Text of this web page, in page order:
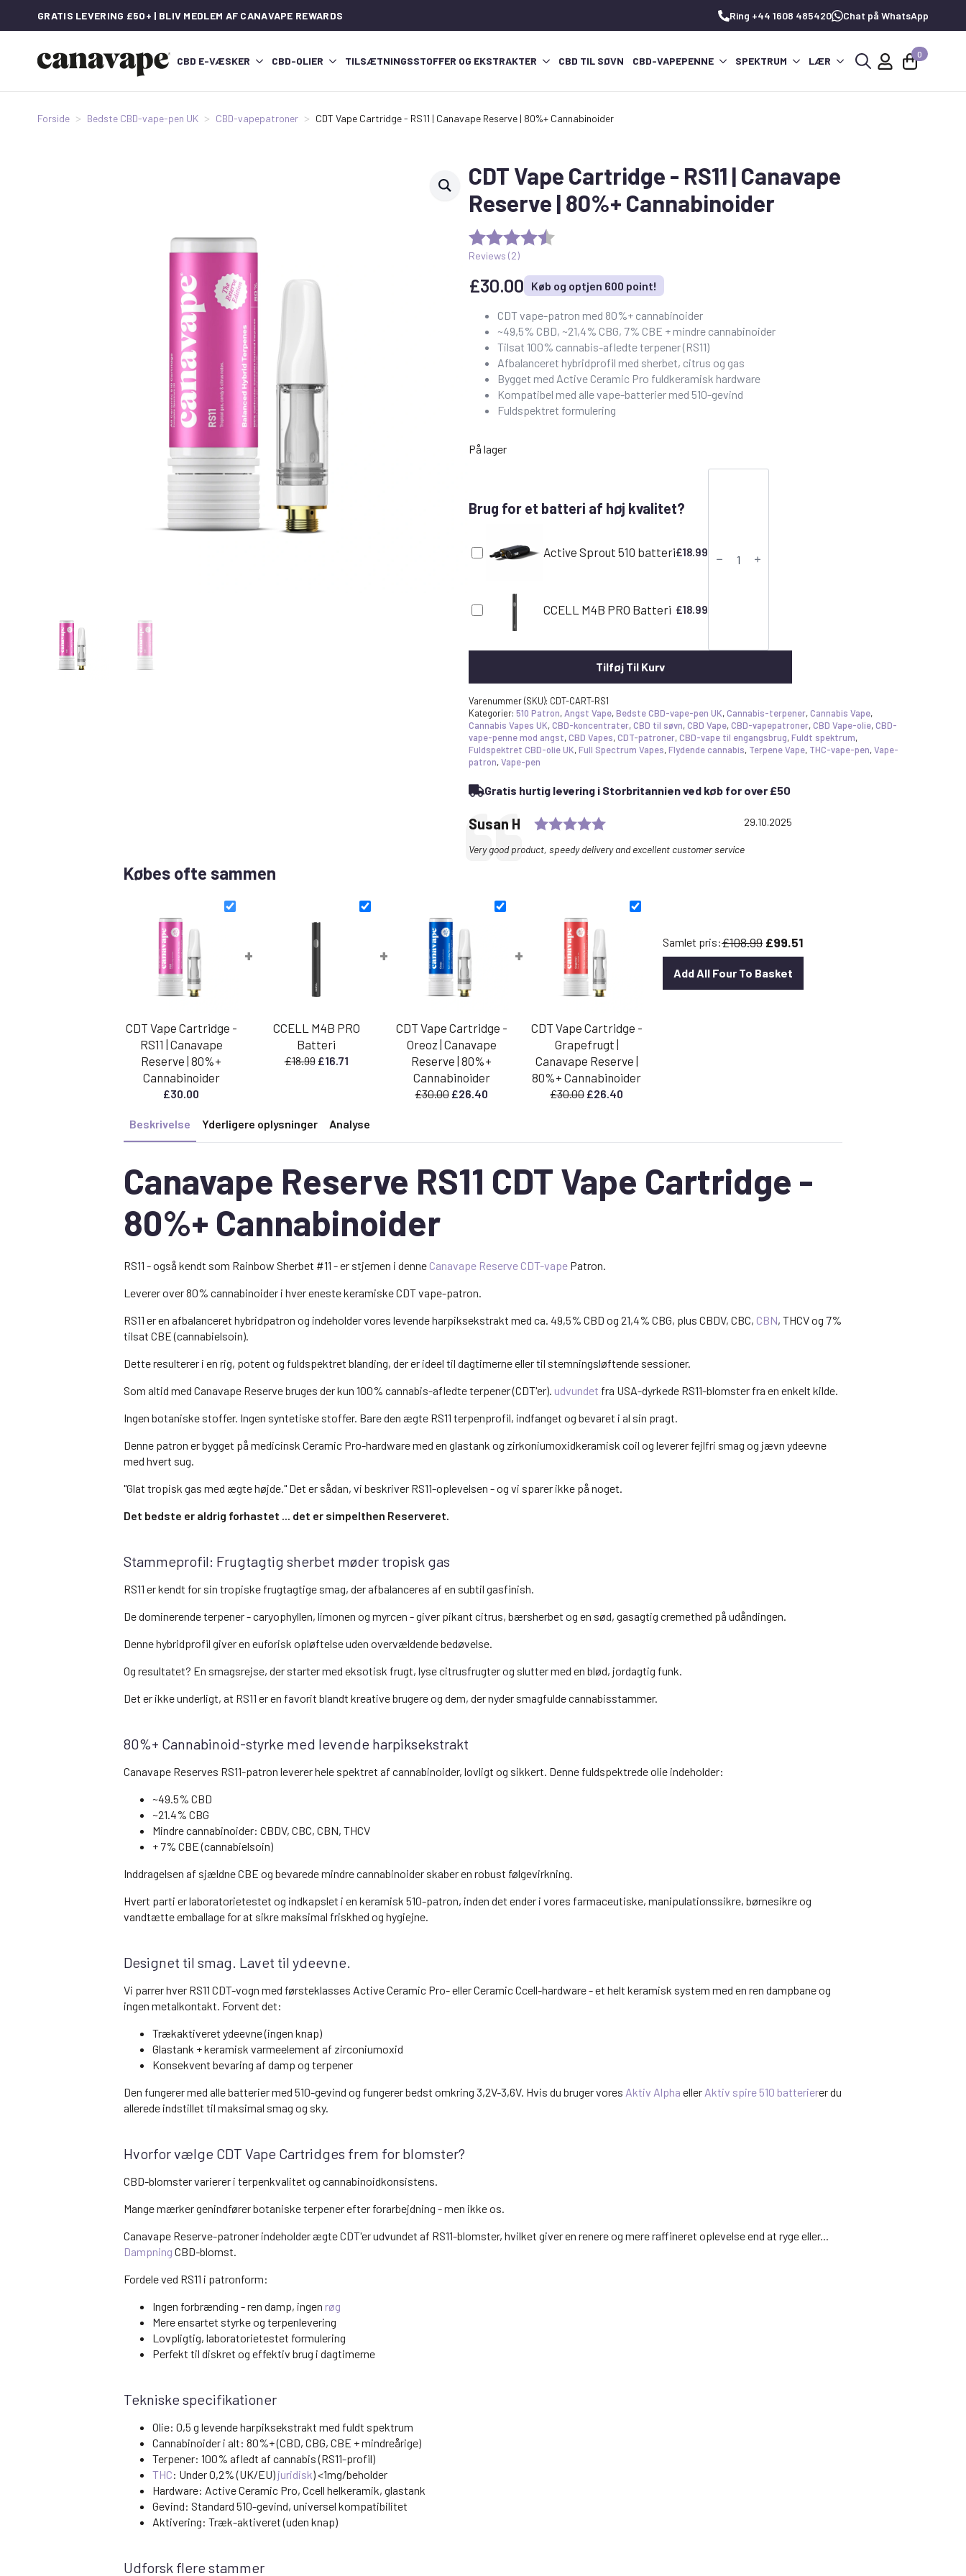
GRATIS LEVERING £50+ | BLIV MEDLEM AF CANAVAPE REWARDS Ring +44 1608 485420 Chat på WhatsApp
CBD E-VÆSKER CBD-OLIER TILSÆTNINGSSTOFFER OG EKSTRAKTER CBD TIL SØVN CBD-VAPEPENNE SPEKTRUM LÆR
0
Forside Bedste CBD-vape-pen UK CBD-vapepatroner CDT Vape Cartridge - RS11 | Canavape Reserve | 80%+ Cannabinoider
CDT Vape Cartridge - RS11 | Canavape
Reserve | 80%+ Cannabinoider
Reviews (2)
£30.00 Køb og optjen 600 point!
CDT vape-patron med 80%+ cannabinoider
~49,5% CBD, ~21,4% CBG, 7% CBE + mindre cannabinoider
Tilsat 100% cannabis-afledte terpener (RS11)
Afbalanceret hybridprofil med sherbet, citrus og gas
Bygget med Active Ceramic Pro fuldkeramisk hardware
Kompatibel med alle vape-batterier med 510-gevind
Fuldspektret formulering
På lager
Brug for et batteri af høj kvalitet?
Active Sprout 510 batteri£18.99
CCELL M4B PRO Batteri £18.99
CDT
Reserve
Tilføj Til Kurv
Varenummer (SKU): CDT-CART-RS1
Kategorier: 510 Patron, Angst Vape,Bedste CBD-vape-pen UK,Cannabis-terpener,Cannabis Vape,
Cannabis Vapes UK,CBD-koncentrater,CBD til søvn,CBD Vape,CBD-vapepatroner,CBD Vape-olie,CBD-
vape-penne mod angst,CBD Vapes,CDT-patroner,CBD-vape til engangsbrug,Fuldt spektrum,
Fuldspektret CBD-olie UK,Full Spectrum Vapes,Flydende cannabis, Terpene Vape, THC-vape-pen,Vape-
patron,Vape-pen
Gratis hurtig levering i Storbritannien ved køb for over £50
Testimonial
Author:
Susan H Rating: 5.0 out of 5 starsDate:
29.10.2025
Text:
Very good product, speedy delivery and excellent customer service
Købes ofte sammen
CDT Vape Cartridge -
RS11 | Canavape
Reserve | 80%+
Cannabinoider
£30.00
+
CCELL M4B PRO
Batteri
£18.99 Den
£18.99.
£16.71Den
£16.71.
+
CDT Vape Cartridge -
Oreoz | Canavape
Reserve | 80%+
Cannabinoider
£30.00 Den
var:
£26.40
er:
+
CDT Vape Cartridge -
Grapefrugt |
Canavape Reserve |
80%+ Cannabinoider
£30.00 Den
var:
£26.40
er:
Samlet pris:£108.99 £99.51
Add All Four To Basket
Beskrivelse Yderligere oplysninger Analyse
Canavape Reserve RS11 CDT Vape Cartridge -
80%+ Cannabinoider
RS11 - også kendt som Rainbow Sherbet #11 - er stjernen i denne Canavape Reserve CDT-vape Patron.
Leverer over 80% cannabinoider i hver eneste keramiske CDT vape-patron.
RS11 er en afbalanceret hybridpatron og indeholder vores levende harpiksekstrakt med ca. 49,5% CBD og 21,4% CBG, plus CBDV, CBC, CBN, THCV og 7%
tilsat CBE (cannabielsoin).
Dette resulterer i en rig, potent og fuldspektret blanding, der er ideel til dagtimerne eller til stemningsløftende sessioner.
Som altid med Canavape Reserve bruges der kun 100% cannabis-afledte terpener (CDT'er). udvundet fra USA-dyrkede RS11-blomster fra en enkelt kilde.
Ingen botaniske stoffer. Ingen syntetiske stoffer. Bare den ægte RS11 terpenprofil, indfanget og bevaret i al sin pragt.
Denne patron er bygget på medicinsk Ceramic Pro-hardware med en glastank og zirkoniumoxidkeramisk coil og leverer fejlfri smag og jævn ydeevne
med hvert sug.
"Glat tropisk gas med ægte højde." Det er sådan, vi beskriver RS11-oplevelsen - og vi sparer ikke på noget.
Det bedste er aldrig forhastet ... det er simpelthen Reserveret.
Stammeprofil: Frugtagtig sherbet møder tropisk gas
RS11 er kendt for sin tropiske frugtagtige smag, der afbalanceres af en subtil gasfinish.
De dominerende terpener - caryophyllen, limonen og myrcen - giver pikant citrus, bærsherbet og en sød, gasagtig cremethed på udåndingen.
Denne hybridprofil giver en euforisk opløftelse uden overvældende bedøvelse.
Og resultatet? En smagsrejse, der starter med eksotisk frugt, lyse citrusfrugter og slutter med en blød, jordagtig funk.
Det er ikke underligt, at RS11 er en favorit blandt kreative brugere og dem, der nyder smagfulde cannabisstammer.
80%+ Cannabinoid-styrke med levende harpiksekstrakt
Canavape Reserves RS11-patron leverer hele spektret af cannabinoider, lovligt og sikkert. Denne fuldspektrede olie indeholder:
~49.5% CBD
~21.4% CBG
Mindre cannabinoider: CBDV, CBC, CBN, THCV
+ 7% CBE (cannabielsoin)
Inddragelsen af sjældne CBE og bevarede mindre cannabinoider skaber en robust følgevirkning.
Hvert parti er laboratorietestet og indkapslet i en keramisk 510-patron, inden det ender i vores farmaceutiske, manipulationssikre, børnesikre og
vandtætte emballage for at sikre maksimal friskhed og hygiejne.
Designet til smag. Lavet til ydeevne.
Vi parrer hver RS11 CDT-vogn med førsteklasses Active Ceramic Pro- eller Ceramic Ccell-hardware - et helt keramisk system med en ren dampbane og
ingen metalkontakt. Forvent det:
Trækaktiveret ydeevne (ingen knap)
Glastank + keramisk varmeelement af zirconiumoxid
Konsekvent bevaring af damp og terpener
Den fungerer med alle batterier med 510-gevind og fungerer bedst omkring 3,2V-3,6V. Hvis du bruger vores Aktiv Alpha eller Aktiv spire 510 batterierer du
allerede indstillet til maksimal smag og sky.
Hvorfor vælge CDT Vape Cartridges frem for blomster?
CBD-blomster varierer i terpenkvalitet og cannabinoidkonsistens.
Mange mærker genindfører botaniske terpener efter forarbejdning - men ikke os.
Canavape Reserve-patroner indeholder ægte CDT'er udvundet af RS11-blomster, hvilket giver en renere og mere raffineret oplevelse end at ryge eller...
Dampning CBD-blomst.
Fordele ved RS11 i patronform:
Ingen forbrænding - ren damp, ingen røg
Mere ensartet styrke og terpenlevering
Lovpligtig, laboratorietestet formulering
Perfekt til diskret og effektiv brug i dagtimerne
Tekniske specifikationer
Olie: 0,5 g levende harpiksekstrakt med fuldt spektrum
Cannabinoider i alt: 80%+ (CBD, CBG, CBE + mindreårige)
Terpener: 100% afledt af cannabis (RS11-profil)
THC: Under 0,2% (UK/EU) juridisk) <1mg/beholder
Hardware: Active Ceramic Pro, Ccell helkeramik, glastank
Gevind: Standard 510-gevind, universel kompatibilitet
Aktivering: Træk-aktiveret (uden knap)
Udforsk flere stammer